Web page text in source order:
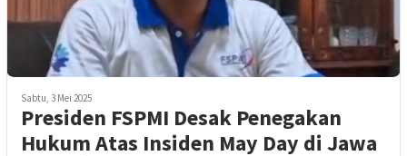
Sabtu, 3 Mei 2025
Presiden FSPMI Desak Penegakan
Hukum Atas Insiden May Day di Jawa